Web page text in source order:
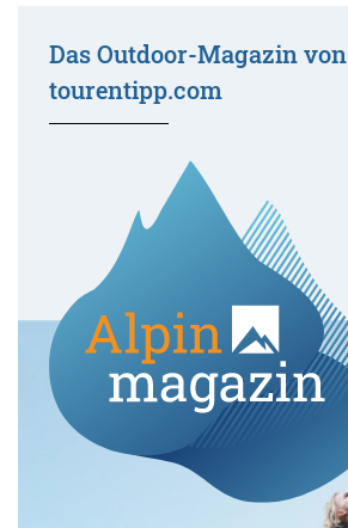
Das Outdoor-Magazin von
tourentipp.com